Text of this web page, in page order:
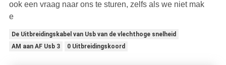
ook een vraag naar ons te sturen, zelfs als we niet mak
e
De Uitbreidingskabel van Usb van de vlechthoge snelheid
AM aan AF Usb 3
0 Uitbreidingskoord